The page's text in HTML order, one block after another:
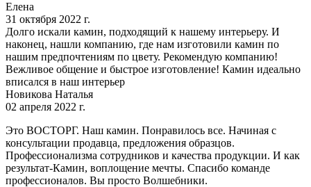
Елена
31 октября 2022 г.
Долго искали камин, подходящий к нашему интерьеру. И
наконец, нашли компанию, где нам изготовили камин по
нашим предпочтениям по цвету. Рекомендую компанию!
Вежливое общение и быстрое изготовление! Камин идеально
вписался в наш интерьер
Новикова Наталья
02 апреля 2022 г.
Это ВОСТОРГ. Наш камин. Понравилось все. Начиная с
консультации продавца, предложения образцов.
Профессионализма сотрудников и качества продукции. И как
результат-Камин, воплощение мечты. Спасибо команде
профессионалов. Вы просто Волшебники.